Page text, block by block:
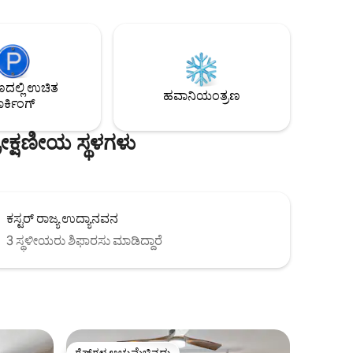
ದೋಷಗಳು, ಹಾರುವ ಕೀಟಗಳು ಮತ್ತು ಸಣ್ಣ
ಕ್ರಿಟ್ಟರ್‌ಗಳಿವೆ ಎಂಬುದನ್ನು ದಯವಿಟ್ಟು ನೆನಪಿನಲ್ಲಿಡಿ.
ಅವರನ್ನು ಮನೆಯಿಂದ ಹೊರಗಿಡಲು ನಾವು ತುಂಬಾ
ಉಚಿತ
ಹವಾನಿಯಂತ್ರಣ
ಸ್ಥಳಗಳು
ಕಸ್ಟರ್ ರಾಜ್ಯ ಉದ್ಯಾನವನ
3 ಸ್ಥಳೀಯರು ಶಿಫಾರಸು ಮಾಡಿದ್ದಾರೆ